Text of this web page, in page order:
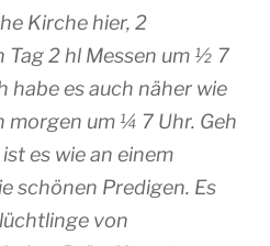
Kirche hier, 2
Tag 2 hl Messen um ½ 7
habe es auch näher wie
morgen um ¼ 7 Uhr. Geh
es wie an einem
schönen Predigen. Es
von